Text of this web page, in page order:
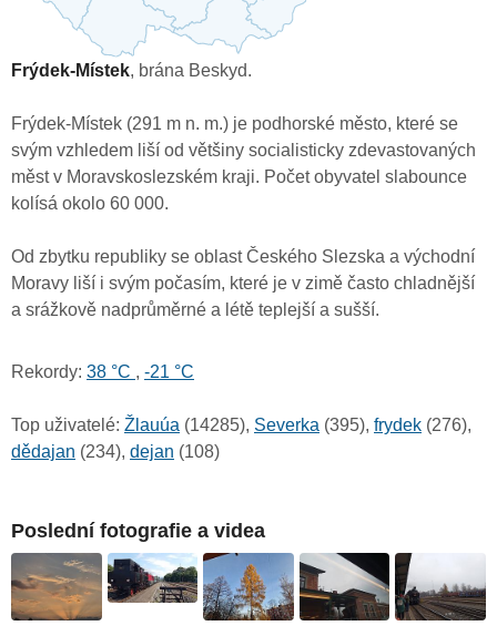
Frýdek-Místek, brána Beskyd.
Frýdek-Místek (291 m n. m.) je podhorské město, které se
svým vzhledem liší od většiny socialisticky zdevastovaných
měst v Moravskoslezském kraji. Počet obyvatel slabounce
kolísá okolo 60 000.
Od zbytku republiky se oblast Českého Slezska a východní
Moravy liší i svým počasím, které je v zimě často chladnější
a srážkově nadprůměrné a létě teplejší a sušší.
Rekordy: 38 °C , -21 °C
Top uživatelé: Žlauúa (14285), Severka (395), frydek (276),
dědajan (234), dejan (108)
Poslední fotografie a videa